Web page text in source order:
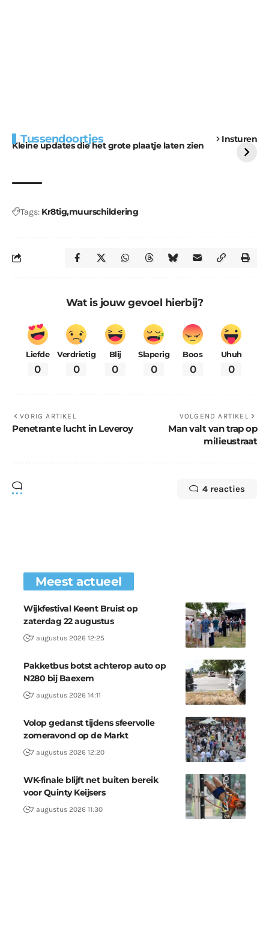
Tussendoortjes Insturen
Kleine updates die het grote plaatje laten zien
voor kabouters
uitdaging
Tags: Kr8tigmuurschildering
Wat is jouw gevoel hierbij?
Liefde
0
Verdrietig
0
Blij
0
Slaperig
0
Boos
0
Uhuh
0
VORIG ARTIKEL
Penetrante lucht in Leveroy
VOLGEND ARTIKEL
Man valt van trap op
milieustraat
4 reacties
Meest actueel
Wijkfestival Keent Bruist op
zaterdag 22 augustus
7 augustus 2026 12:25
Pakketbus botst achterop auto op
N280 bij Baexem
7 augustus 2026 14:11
Volop gedanst tijdens sfeervolle
zomeravond op de Markt
7 augustus 2026 12:20
WK-finale blijft net buiten bereik
voor Quinty Keijsers
7 augustus 2026 11:30